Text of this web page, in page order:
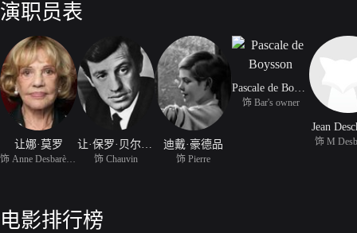
演职员表
让娜·莫罗
饰 Chauvin
迪戴·豪德品
饰 Pierre
Pascale de Boysson
饰 Bar's owner
Jean
饰 M
电影排行榜